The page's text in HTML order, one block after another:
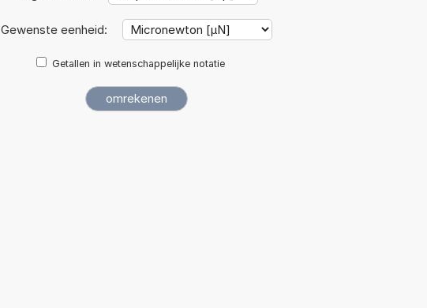
Gewenste eenheid:
Getallen in wetenschappelijke notatie